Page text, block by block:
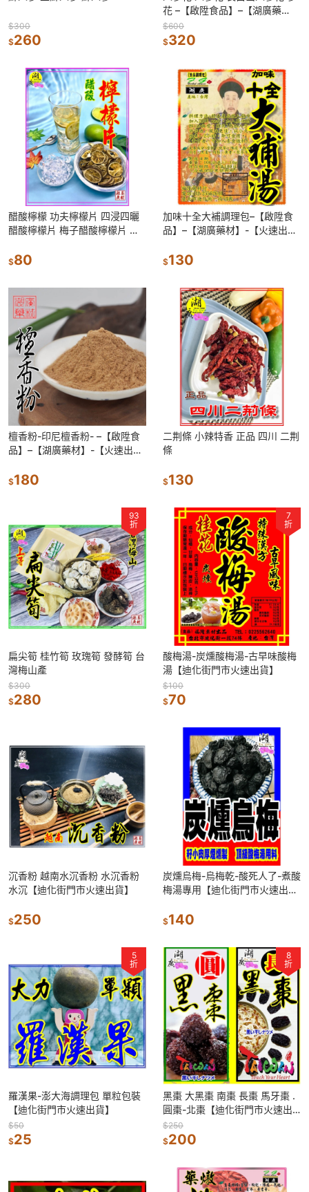
$300
$260
花 –【啟陞食品】–【湖廣藥
材】-【火速出貨】迪化街一段
74號【02-25560870】
$600
$320
醋酸檸檬 功夫檸檬片 四浸四曬
醋酸檸檬片 梅子醋酸檸檬片 屏
檬醋
$80
加味十全大補調理包–【啟陞食
品】–【湖廣藥材】-【火速出
$130
檀香粉-印尼檀香粉- –【啟陞食
品】–【湖廣藥材】-【火速出
25560870】
$180
二荆條 小辣特香 正品 四川 二荆
條
$130
93
折
扁尖筍 桂竹筍 玫瑰筍 發酵筍 台
灣梅山產
$300
$280
7
折
酸梅湯-炭燻酸梅湯-古早味酸梅
湯【迪化街門市火速出貨】
$100
$70
沉香粉 越南水沉香粉 水沉香粉
水沉【迪化街門市火速出貨】
$250
炭燻烏梅-烏梅乾-酸死人了-煮酸
梅湯專用【迪化街門市火速出
$140
5
折
羅漢果-澎大海調理包 單粒包裝
【迪化街門市火速出貨】
$50
$25
8
折
黑棗 大黑棗 南棗 長棗 馬牙棗 .
圓棗-北棗【迪化街門市火速出
貨】
$250
$200